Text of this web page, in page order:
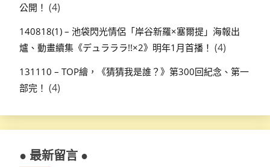
公開！ (4)
140818(1) – 池袋閃光情侶「岸谷新羅×塞爾提」海報出
爐、動畫續集《デュラララ!!×2》明年1月首播！ (4)
131110 – TOP繪，《猜猜我是誰？》第300回紀念、第一
部完！ (4)
● 最新留言 ●